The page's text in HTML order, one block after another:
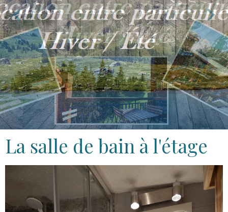
La salle de bain à l'étage